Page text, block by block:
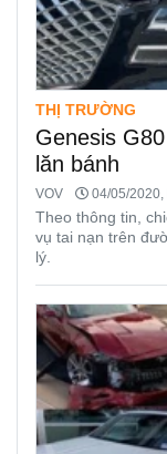
THỊ TRƯỜNG
Genesis
lăn bánh
VOV 04/05/2020,
Theo thông tin,
vụ tai nạn trên
lý.